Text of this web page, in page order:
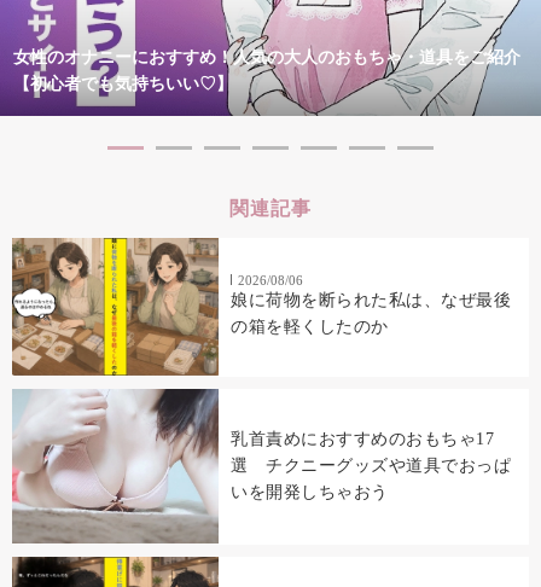
女性のオナニーにおすすめ！人気の大人のおもちゃ・道具をご紹介
【初心者でも気持ちいい♡】
関連記事
2026/08/06
娘に荷物を断られた私は、なぜ最後
の箱を軽くしたのか
乳首責めにおすすめのおもちゃ17
選 チクニーグッズや道具でおっぱ
いを開発しちゃおう